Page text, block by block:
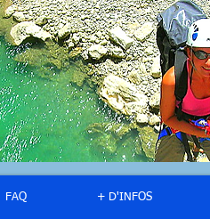
FAQ + D'INFOS